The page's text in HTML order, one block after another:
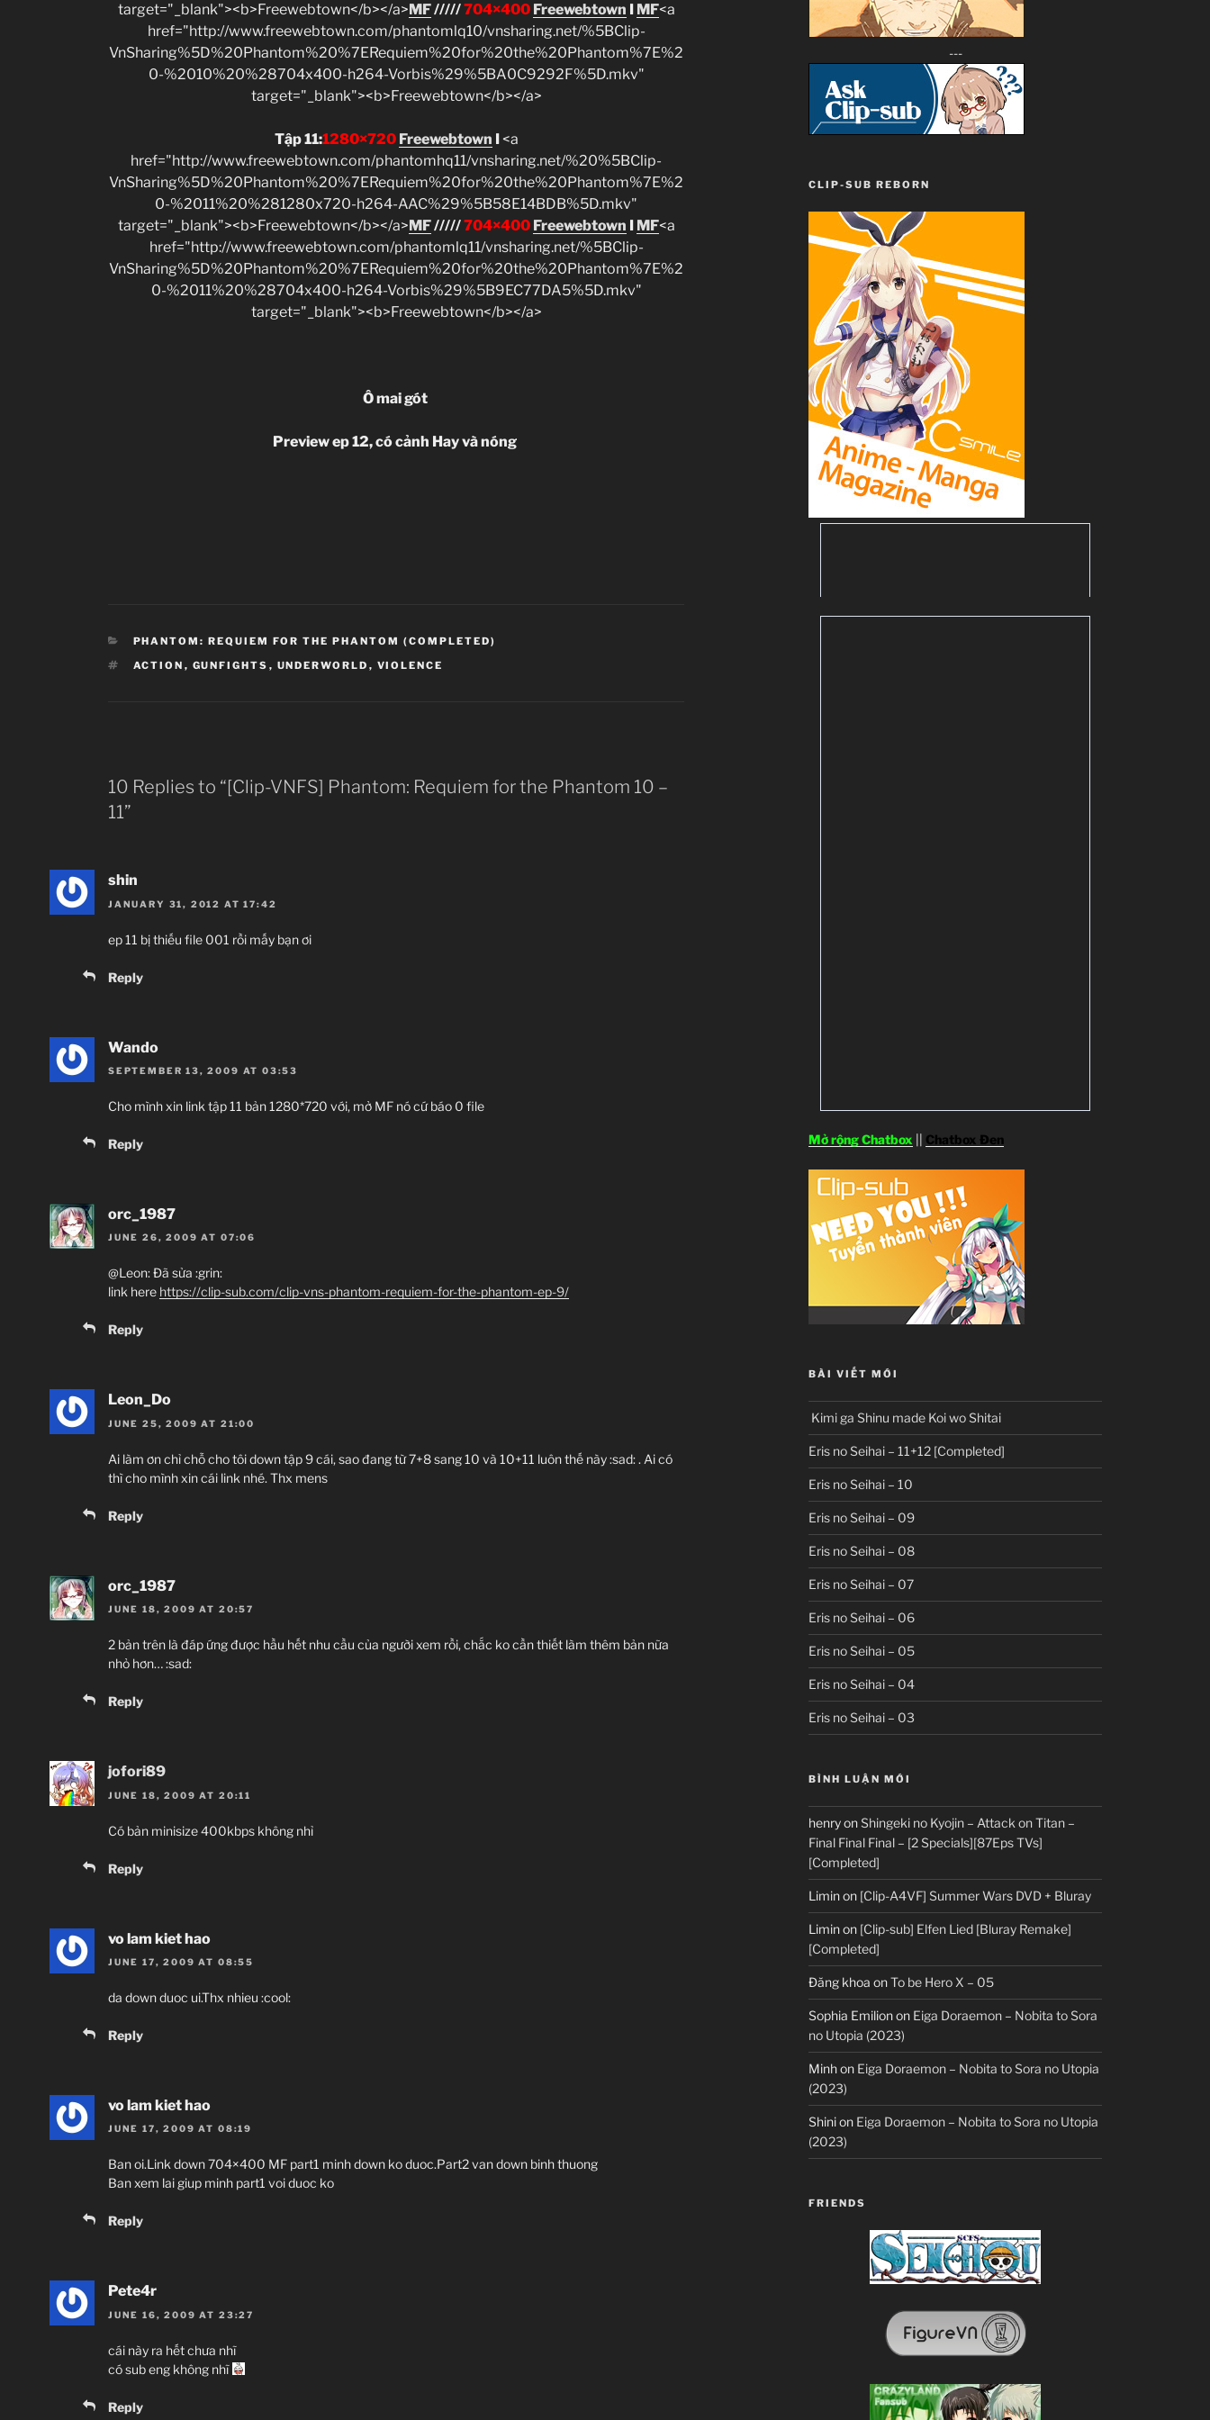
target="_blank"><b>Freewebtown</b></a>MF/////704×400 Freewebtown I MF<a
href="http://www.freewebtown.com/phantomlq10/vnsharing.net/%5BClip-
VnSharing%5D%20Phantom%20%7ERequiem%20for%20the%20Phantom%7E%2
0-%2010%20%28704x400-h264-Vorbis%29%5BA0C9292F%5D.mkv"
target="_blank"><b>Freewebtown</b></a>
Tập 11:1280×720 Freewebtown I <a
href="http://www.freewebtown.com/phantomhq11/vnsharing.net/%20%5BClip-
VnSharing%5D%20Phantom%20%7ERequiem%20for%20the%20Phantom%7E%2
0-%2011%20%281280x720-h264-AAC%29%5B58E14BDB%5D.mkv"
target="_blank"><b>Freewebtown</b></a>MF/////704×400 Freewebtown I MF<a
href="http://www.freewebtown.com/phantomlq11/vnsharing.net/%5BClip-
VnSharing%5D%20Phantom%20%7ERequiem%20for%20the%20Phantom%7E%2
0-%2011%20%28704x400-h264-Vorbis%29%5B9EC77DA5%5D.mkv"
target="_blank"><b>Freewebtown</b></a>
Ô mai gót
Preview ep 12, có cảnh Hay và nóng
CATEGORIES
PHANTOM: REQUIEM FOR THE PHANTOM (COMPLETED)
TAGS
ACTION , GUNFIGHTS , UNDERWORLD , VIOLENCE
10 Replies to “[Clip-VNFS] Phantom: Requiem for the Phantom 10 –
11”
shin
JANUARY 31, 2012 AT 17:42
ep 11 bị thiếu file 001 rồi mấy bạn ơi
Reply
Wando
SEPTEMBER 13, 2009 AT 03:53
Cho mình xin link tập 11 bản 1280*720 với, mở MF nó cứ báo 0 file
Reply
orc_1987
JUNE 26, 2009 AT 07:06
@Leon: Đã sửa :grin:
link here https://clip-sub.com/clip-vns-phantom-requiem-for-the-phantom-ep-9/
Reply
Leon_Do
JUNE 25, 2009 AT 21:00
Ai làm ơn chỉ chỗ cho tôi down tập 9 cái, sao đang từ 7+8 sang 10 và 10+11 luôn thế này :sad: . Ai có
thì cho mình xin cái link nhé. Thx mens
Reply
orc_1987
JUNE 18, 2009 AT 20:57
2 bản trên là đáp ứng được hầu hết nhu cầu của người xem rồi, chắc ko cần thiết làm thêm bản nữa
nhỏ hơn… :sad:
Reply
jofori89
JUNE 18, 2009 AT 20:11
Có bản minisize 400kbps không nhỉ
Reply
vo lam kiet hao
JUNE 17, 2009 AT 08:55
da down duoc ui.Thx nhieu :cool:
Reply
vo lam kiet hao
JUNE 17, 2009 AT 08:19
Ban oi.Link down 704×400 MF part1 minh down ko duoc.Part2 van down binh thuong
Ban xem lai giup minh part1 voi duoc ko
Reply
Pete4r
JUNE 16, 2009 AT 23:27
cái này ra hết chưa nhĩ
có sub eng không nhĩ
Reply
---
CLIP-SUB REBORN
Mở rộng Chatbox Chatbox Đen
BÀI VIẾT MỚI
Kimi ga Shinu made Koi wo Shitai
Eris no Seihai – 11+12 [Completed]
Eris no Seihai – 10
Eris no Seihai – 09
Eris no Seihai – 08
Eris no Seihai – 07
Eris no Seihai – 06
Eris no Seihai – 05
Eris no Seihai – 04
Eris no Seihai – 03
BÌNH LUẬN MỚI
henryonShingeki no Kyojin – Attack on Titan –
Final Final Final – [2 Specials][87Eps TVs]
[Completed]
Liminon [Clip-A4VF] Summer Wars DVD + Bluray
Liminon [Clip-sub] Elfen Lied [Bluray Remake]
[Completed]
Đăng khoa onTo be Hero X – 05
Sophia Emilionon Eiga Doraemon – Nobita to Sora
no Utopia (2023)
Minhon Eiga Doraemon – Nobita to Sora no Utopia
(2023)
Shinion Eiga Doraemon – Nobita to Sora no Utopia
(2023)
FRIENDS